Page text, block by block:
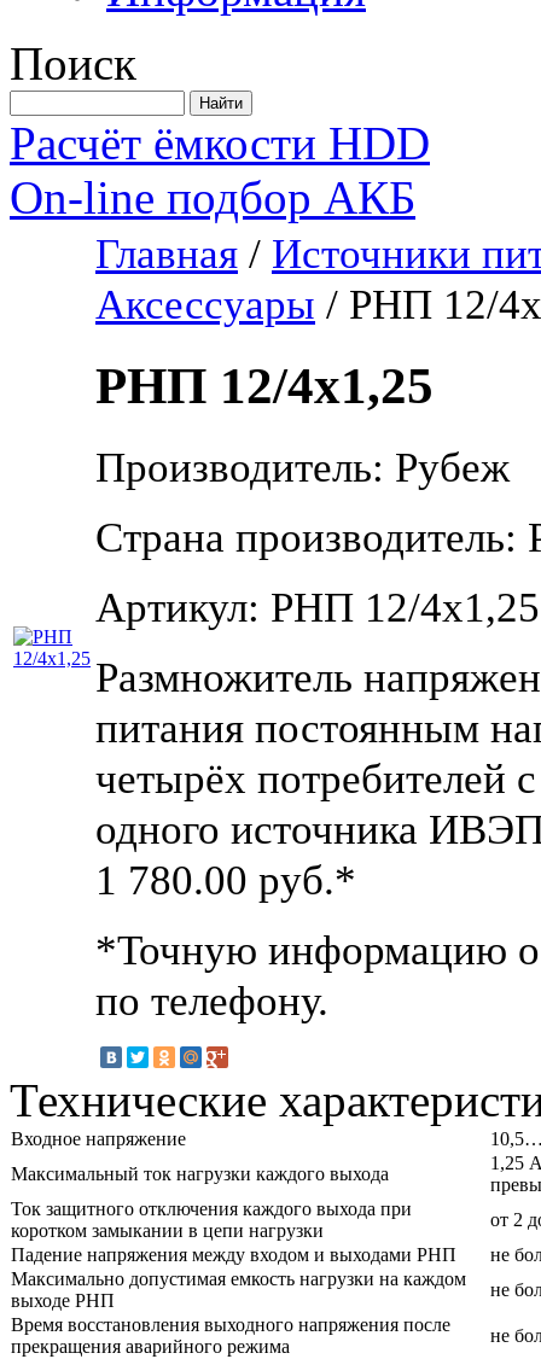
Поиск
Расчёт ёмкости HDD
On-line подбор АКБ
Главная / Источники
Аксессуары / РНП 12/
РНП 12/4х1,25
Производитель: Рубеж
Страна производитель:
Артикул: РНП 12/4х1,25
Размножитель
питания постоянным
четырёх потребителей
одного источника
1 780.00 руб.*
*Точную информацию о
по телефону.
Технические
Входное напряжение
Максимальный ток нагрузки каждого выхода
1,25
Ток защитного отключения каждого выхода при
коротком замыкании в цепи нагрузки
от 2
Падение напряжения между входом и выходами РНП
не
Максимально допустимая емкость нагрузки на каждом
выходе РНП
не
Время восстановления выходного напряжения после
прекращения аварийного режима
не